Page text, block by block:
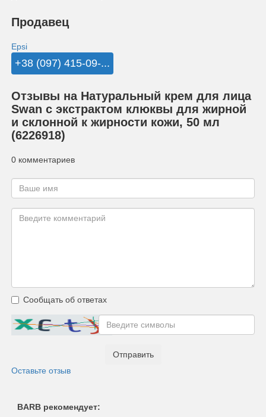
Продавец
Epsi
+38 (097) 415-09-...
Отзывы на Натуральный крем для лица
Swan с экстрактом клюквы для жирной
и склонной к жирности кожи, 50 мл
(6226918)
0 комментариев
Сообщать об ответах
Отправить
Оставьте отзыв
BARB рекомендует: